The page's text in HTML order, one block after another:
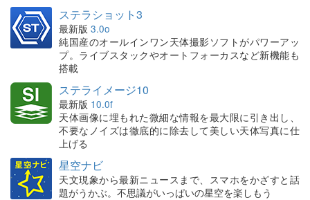
ステラショット3
最新版 3.0o
純国産のオールインワン天体撮影ソフトがパワーアッ
プ。ライブスタックやオートフォーカスなど新機能も
搭載
ステライメージ10
最新版 10.0f
天体画像に埋もれた微細な情報を最大限に引き出し、
不要なノイズは徹底的に除去して美しい天体写真に仕
上げる
星空ナビ
天文現象から最新ニュースまで、スマホをかざすと話
題がうかぶ。不思議がいっぱいの星空を楽しもう